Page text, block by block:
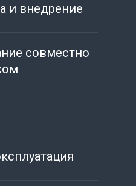
и внедрение
совместно